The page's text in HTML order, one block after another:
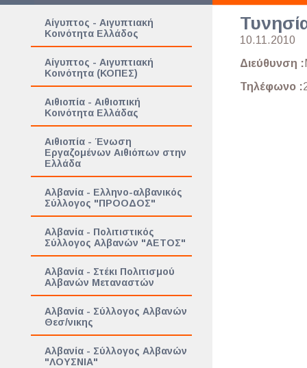
Αίγυπτος - Αιγυπτιακή
Κοινότητα Ελλάδος
Αίγυπτος - Αιγυπτιακή
Κοινότητα (ΚΟΠΕΣ)
Αιθιοπία - Αιθιοπική
Κοινότητα Ελλάδας
Αιθιοπία - Ένωση
Εργαζομένων Αιθιόπων στην
Ελλάδα
Αλβανία - Ελληνο-αλβανικός
Σύλλογος "ΠΡΟΟΔΟΣ"
Αλβανία - Πολιτιστικός
Σύλλογος Αλβανών "ΑΕΤΟΣ"
Αλβανία - Στέκι Πολιτισμού
Αλβανών Μεταναστών
Αλβανία - Σύλλογος Αλβανών
Θεσ/νικης
Αλβανία - Σύλλογος Αλβανών
"ΛΟΥΣΝΙΑ"
10.11.2010
Διεύθυνση :
Τηλέφωνο :